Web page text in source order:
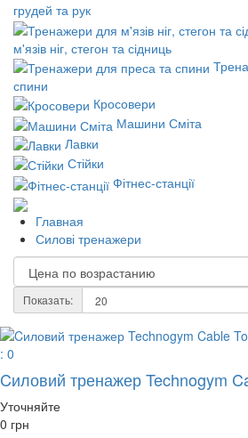
грудей та рук
м'язів ніг, стегон та сідниць
спини
Кросовери
Машини Сміта
Лавки
Стійки
Фітнес-станції
Главная
Силові тренажери
Показать:
: 0
Cиловий тренажер Technogym
Уточняйте
0 грн